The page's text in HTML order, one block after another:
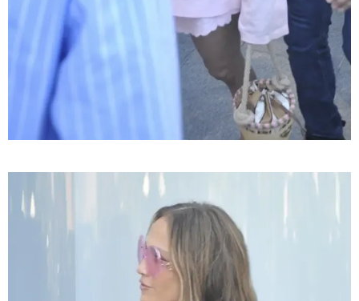
მიგზავნის მესიჯს... მე ვერ ვნახე, რადგან "სპამებში"
ჩავარდა": რა მისწერა ნია იმნაძის ბიძამ ეკა
კუპატაძეს? - გიგა ავალიანის დედა "სქრინს"
აქვეყნებს